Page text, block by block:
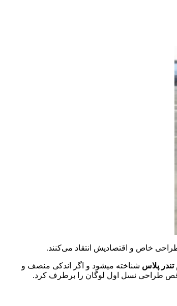
تندر پلاس شناخته میشود و اگر اندکی منصف و